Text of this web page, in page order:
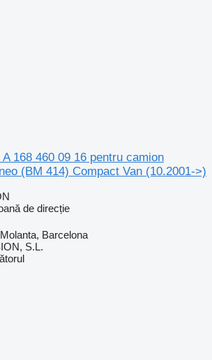
168 460 09 16 pentru camion
(BM 414) Compact Van (10.2001->)
de direcție
Barcelona
S.L.